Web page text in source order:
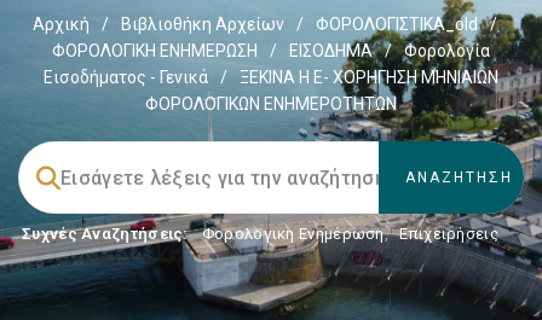
Αρχική / Βιβλιοθήκη Αρχείων / ΦΟΡΟΛΟΓΙΣΤΙΚΑ_old
/
ΦΟΡΟΛΟΓΙΚΗ ΕΝΗΜΕΡΩΣΗ
/ ΕΙΣΟΔΗΜΑ /
Φορολογία
Εισοδήματος - Γενικά
/
ΞΕΚΙΝΑ Η E- ΧΟΡΗΓΗΣΗ ΜΗΝΙΑΙΩΝ
ΦΟΡΟΛΟΓΙΚΩΝ ΕΝΗΜΕΡΟΤΗΤΩΝ
Συχνές Αναζητήσεις: Φορολογικη Ενημέρωση, Επιχειρήσεις